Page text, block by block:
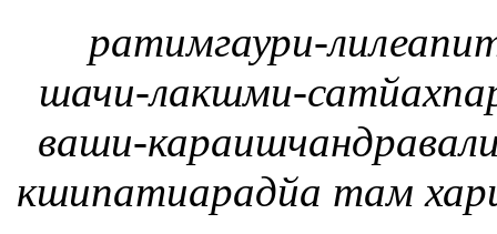
ратимгаури-
шачи-лакшми-
ваши-
кшипатиарадйа там